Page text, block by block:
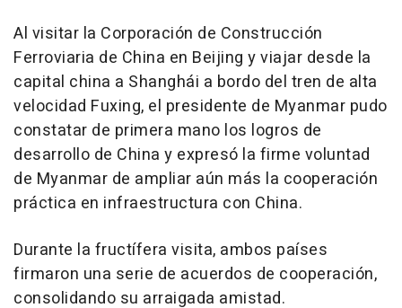
Al visitar la Corporación de Construcción
Ferroviaria de China en Beijing y viajar desde la
capital china a Shanghái a bordo del tren de alta
velocidad Fuxing, el presidente de Myanmar pudo
constatar de primera mano los logros de
desarrollo de China y expresó la firme voluntad
de Myanmar de ampliar aún más la cooperación
práctica en infraestructura con China.
Durante la fructífera visita, ambos países
firmaron una serie de acuerdos de cooperación,
consolidando su arraigada amistad.